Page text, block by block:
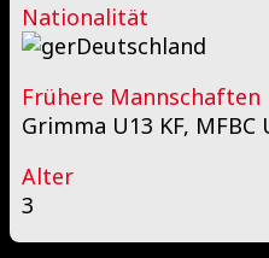
Nationalität
Deutschland
Frühere Mannschaften
Grimma U13 KF, MFBC
Alter
3